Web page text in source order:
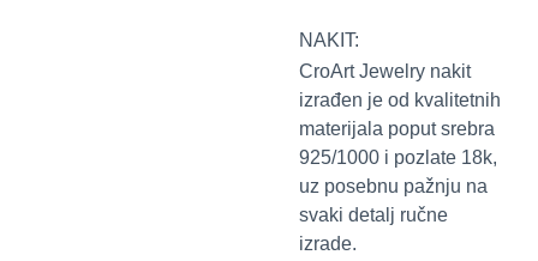
NAKIT:
CroArt Jewelry nakit
izrađen je od kvalitetnih
materijala poput srebra
925/1000 i pozlate 18k,
uz posebnu pažnju na
svaki detalj ručne
izrade.